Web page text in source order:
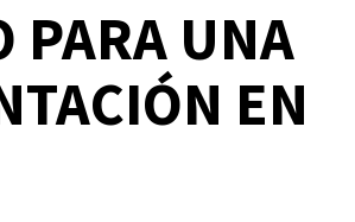
PARA UNA
EN